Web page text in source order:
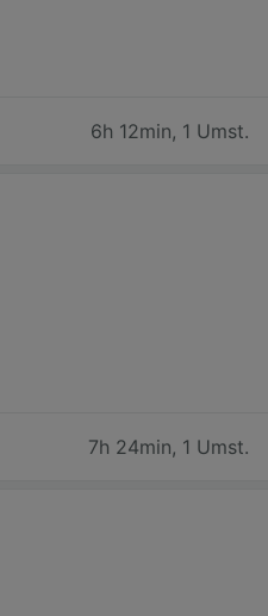
6h 12min, 1 Umst.
7h 24min, 1 Umst.